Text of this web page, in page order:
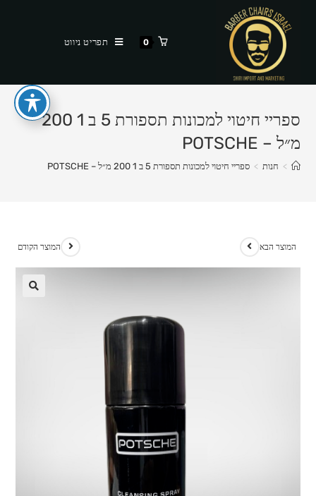
content
0 תפריט ניווט
ספריי חיטוי למכונות תספורת 5 ב 1 200
מ״ל – POTSCHE
> חנות > ספריי חיטוי למכונות תספורת 5 ב 1 200 מ״ל – POTSCHE
המוצר הקודם המוצר הבא